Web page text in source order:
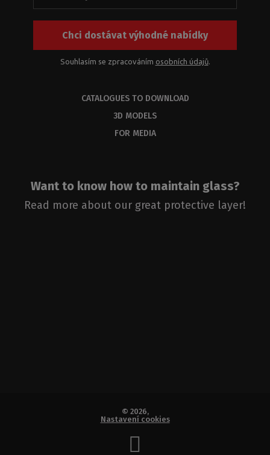
Chci dostávat výhodné nabídky
Souhlasím se zpracováním osobních údajů.
CATALOGUES TO DOWNLOAD
3D MODELS
FOR MEDIA
Want to know how to maintain glass?
Read more about our great protective layer!
© 2026,
Nastavení cookies